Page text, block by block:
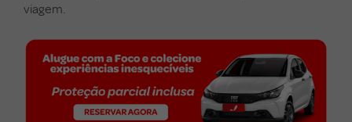
viagem.